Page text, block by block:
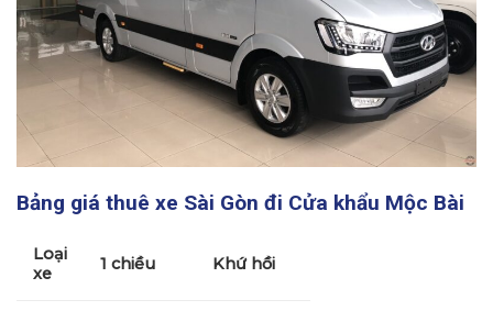
Bảng giá thuê xe Sài Gòn đi Cửa khẩu Mộc Bài
Loại
xe
1 chiều Khứ hồi